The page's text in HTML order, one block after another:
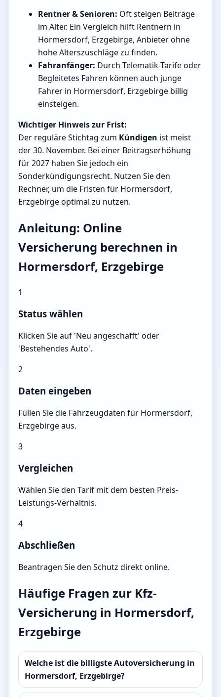
Rentner & Senioren: Oft steigen Beiträge
im Alter. Ein Vergleich hilft Rentnern in
Hormersdorf, Erzgebirge, Anbieter ohne
hohe Alterszuschläge zu finden.
Fahranfänger: Durch Telematik-Tarife oder
Begleitetes Fahren können auch junge
Fahrer in Hormersdorf, Erzgebirge billig
einsteigen.
Wichtiger Hinweis zur Frist:
Der reguläre Stichtag zum Kündigen ist meist
der 30. November. Bei einer Beitragserhöhung
für 2027 haben Sie jedoch ein
Sonderkündigungsrecht. Nutzen Sie den
Rechner, um die Fristen für Hormersdorf,
Erzgebirge optimal zu nutzen.
Anleitung: Online
Versicherung berechnen in
Hormersdorf, Erzgebirge
1
Status wählen
Klicken Sie auf 'Neu angeschafft' oder
'Bestehendes Auto'.
2
Daten eingeben
Füllen Sie die Fahrzeugdaten für Hormersdorf,
Erzgebirge aus.
3
Vergleichen
Wählen Sie den Tarif mit dem besten Preis-
Leistungs-Verhältnis.
4
Abschließen
Beantragen Sie den Schutz direkt online.
Häufige Fragen zur Kfz-
Versicherung in Hormersdorf,
Erzgebirge
Welche ist die billigste Autoversicherung in
Hormersdorf, Erzgebirge?